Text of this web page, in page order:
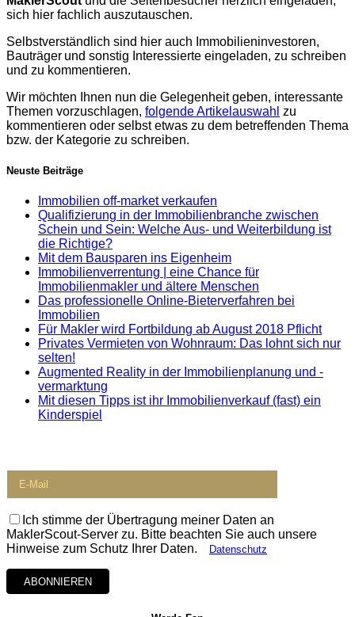
sich hier fachlich auszutauschen.
Selbstverständlich sind hier auch Immobilieninvestoren,
Bauträger und sonstig Interessierte eingeladen, zu schreiben
und zu kommentieren.
Wir möchten Ihnen nun die Gelegenheit geben, interessante
Themen vorzuschlagen, folgende Artikelauswahl zu
kommentieren oder selbst etwas zu dem betreffenden Thema
bzw. der Kategorie zu schreiben.
Neuste Beiträge
Immobilien off-market verkaufen
Qualifizierung in der Immobilienbranche zwischen
Schein und Sein: Welche Aus- und Weiterbildung ist
die Richtige?
Mit dem Bausparen ins Eigenheim
Immobilienverrentung | eine Chance für
Immobilienmakler und ältere Menschen
Das professionelle Online-Bieterverfahren bei
Immobilien
Für Makler wird Fortbildung ab August 2018 Pflicht
Privates Vermieten von Wohnraum: Das lohnt sich nur
selten!
Augmented Reality in der Immobilienplanung und -
vermarktung
Mit diesen Tipps ist ihr Immobilienverkauf (fast) ein
Kinderspiel
Ich stimme der Übertragung meiner Daten an
MaklerScout-Server zu. Bitte beachten Sie auch unsere
Hinweise zum Schutz Ihrer Daten.
Datenschutz